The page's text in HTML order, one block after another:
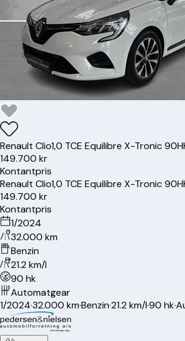
Renault Clio1,0 TCE Equilibre X-Tronic
149.700 kr
Kontantpris
Renault Clio1,0 TCE Equilibre X-Tronic
149.700 kr
Kontantpris
1/2024
32.000 km
Benzin
21.2 km/l
90 hk
Automatgear
1/2024·32.000 km·Benzin·21.2 km/l·90 hk·